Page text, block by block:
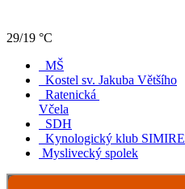
29/19 °C
MŠ
Kostel sv. Jakuba Většího
Ratenická
Včela
SDH
Kynologický klub SIMIRE
Myslivecký spolek